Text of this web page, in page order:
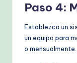
Paso 4:
Establezca un
un equipo para
o mensualmente.